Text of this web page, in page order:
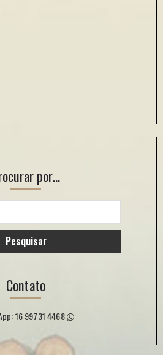
por…
Pesquisar
Contato
16 99731 4468